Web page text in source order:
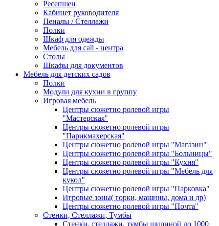
Ресепшен
Кабинет руководителя
Пеналы / Стеллажи
Полки
Шкаф для одежды
Мебель для call - центра
Столы
Шкафы для документов
Мебель для детских садов
Полки
Модули для кухни в группу
Игровая мебель
Центры сюжетно ролевой игры
"Мастерская"
Центры сюжетно ролевой игры
"Парикмахерская"
Центры сюжетно ролевой игры "Магазин"
Центры сюжетно ролевой игры "Больницы"
Центры сюжетно ролевой игры "Кухня"
Центры сюжетно ролевой игры "Мебель для
кукол"
Центры сюжетно ролевой игры "Парковка"
Игровые зоны( горки, машины, дома и др)
Центры сюжетно ролевой игры "Почта"
Стенки, Стеллажи, Тумбы
Стенки, стеллажи, тумбы шириной до 1000